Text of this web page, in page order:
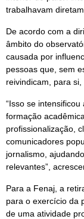
trabalhavam
De acordo com a
âmbito do
causada por
pessoas que, sem
reivindicam, para si,
“Isso se
formação
profissionalização,
comunicadores
jornalismo,
relevantes”,
Para a Fenaj, a
para o exercício da
de uma atividade